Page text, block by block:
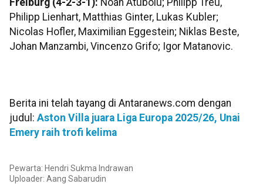
Philipp Lienhart, Matthias Ginter, Lukas Kubler;
Nicolas Hofler, Maximilian Eggestein; Niklas Beste,
Johan Manzambi, Vincenzo Grifo; Igor Matanovic.
Berita ini telah tayang di Antaranews.com dengan
judul: Aston Villa juara Liga Europa 2025/26, Unai
Emery raih trofi kelima
Pewarta: Hendri Sukma Indrawan
Uploader: Aang Sabarudin